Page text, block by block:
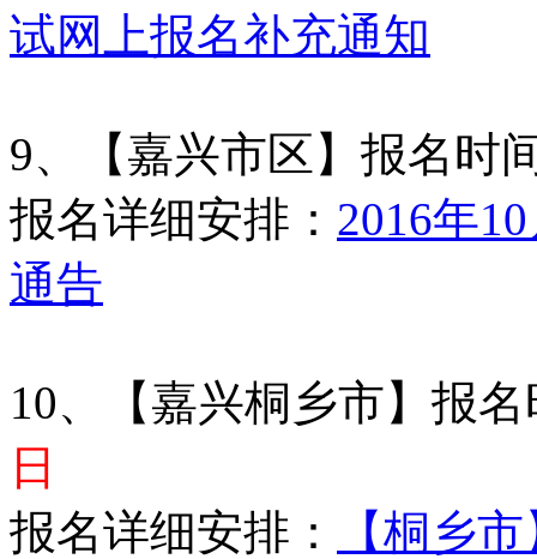
试网上报名补充通知
9、【嘉兴市区】报名时
报名详细安排： 2016年
通告
10、【嘉兴桐乡市】报
日
报名详细安排：
【桐乡